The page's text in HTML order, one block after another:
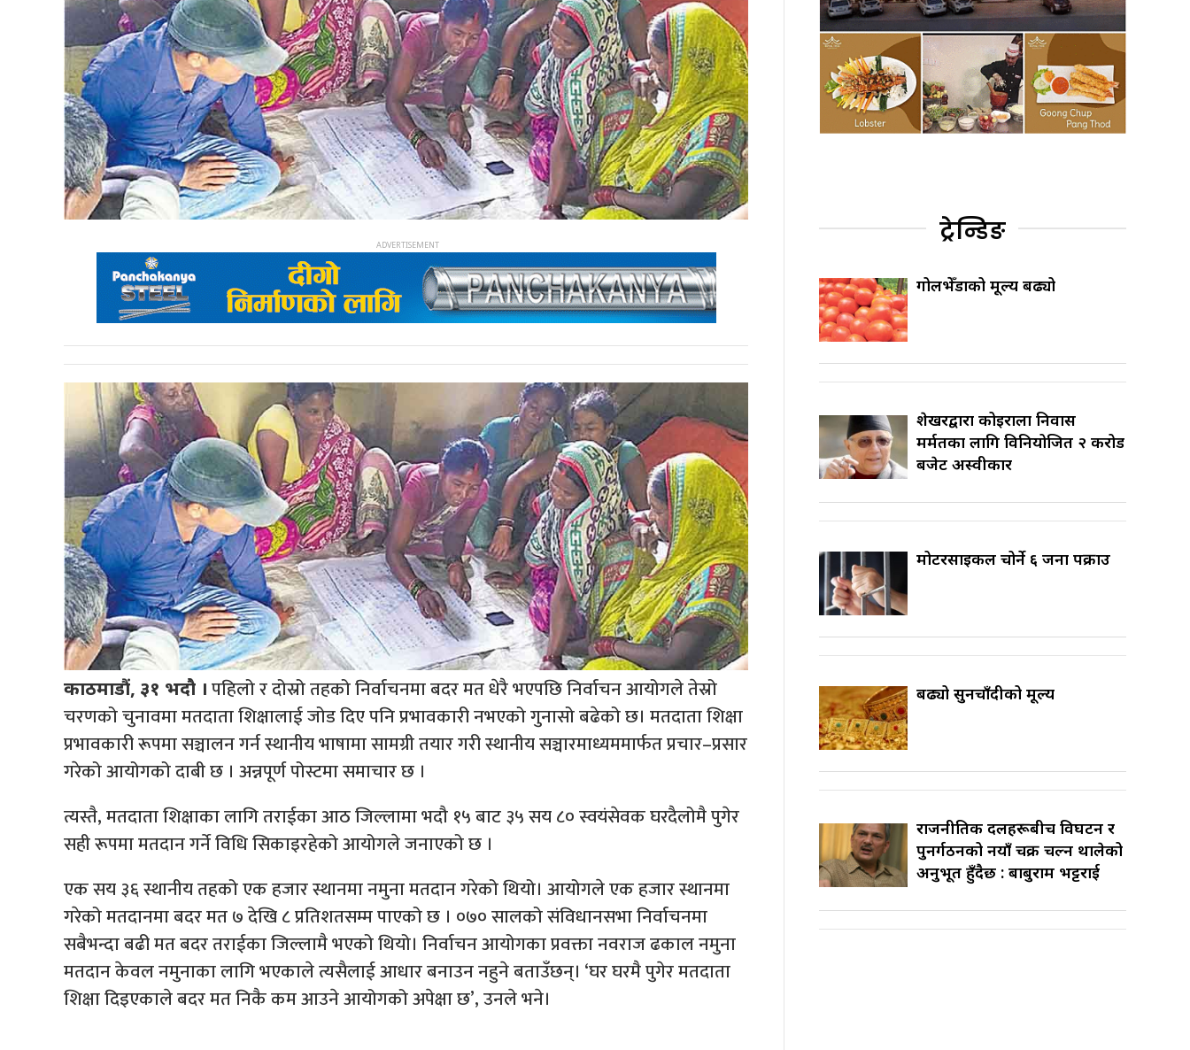
काठमाडौं, ३१ भदौ । पहिलो र दोस्रो तहको निर्वाचनमा बदर मत धेरै भएपछि निर्वाचन आयोगले तेस्रो
चरणको चुनावमा मतदाता शिक्षालाई जोड दिए पनि प्रभावकारी नभएको गुनासो बढेको छ। मतदाता शिक्षा
प्रभावकारी रूपमा सञ्चालन गर्न स्थानीय भाषामा सामग्री तयार गरी स्थानीय सञ्चारमाध्यममार्फत प्रचार–प्रसार
गरेको आयोगको दाबी छ । अन्नपूर्ण पोस्टमा समाचार छ ।
त्यस्तै, मतदाता शिक्षाका लागि तराईका आठ जिल्लामा भदौ १५ बाट ३५ सय ८० स्वयंसेवक घरदैलोमै पुगेर
सही रूपमा मतदान गर्ने विधि सिकाइरहेको आयोगले जनाएको छ ।
एक सय ३६ स्थानीय तहको एक हजार स्थानमा नमुना मतदान गरेको थियो। आयोगले एक हजार स्थानमा
गरेको मतदानमा बदर मत ७ देखि ८ प्रतिशतसम्म पाएको छ । ०७० सालको संविधानसभा निर्वाचनमा
सबैभन्दा बढी मत बदर तराईका जिल्लामै भएको थियो। निर्वाचन आयोगका प्रवक्ता नवराज ढकाल नमुना
मतदान केवल नमुनाका लागि भएकाले त्यसैलाई आधार बनाउन नहुने बताउँछन्। ‘घर घरमै पुगेर मतदाता
शिक्षा दिइएकाले बदर मत निकै कम आउने आयोगको अपेक्षा छ’, उनले भने।
ट्रेन्डिङ
गोलभेँडाको मूल्य बढ्यो
शेखरद्वारा कोइराला निवास
मर्मतका लागि विनियोजित २ करोड
बजेट अस्वीकार
मोटरसाइकल चोर्ने ६ जना पक्राउ
बढ्यो सुनचाँदीको मूल्य
राजनीतिक दलहरूबीच विघटन र
पुनर्गठनको नयाँ चक्र चल्न थालेको
अनुभूत हुँदैछ : बाबुराम भट्टराई